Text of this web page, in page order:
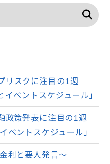
リスクに注目の1週
ベントスケジュール」
政策発表に注目の1週
ントスケジュール」
利と要人発言～